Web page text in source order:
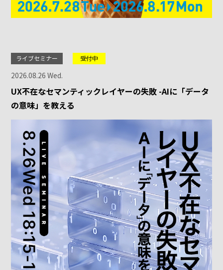
ライブセミナー 受付中
2026.08.26 Wed.
UX不在なセマンティックレイヤーの失敗 -AIに「データ
の意味」を教える